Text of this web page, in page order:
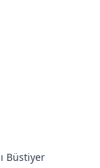
Büstiyer